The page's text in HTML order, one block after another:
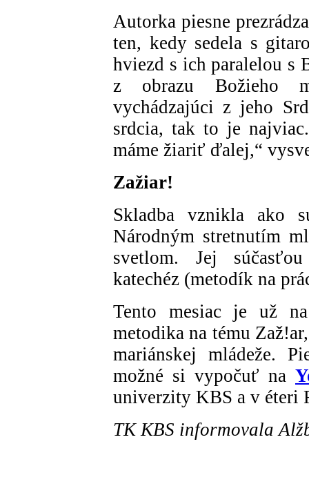
Autorka piesne
ten, kedy sedela s
hviezd s ich paralelou s
z obrazu Božieho
vychádzajúci z jeho
srdcia, tak to je
máme žiariť ďalej,“
Zažiar!
Skladba vznikla ako
Národným stretnutím
svetlom. Jej
katechéz (metodík na
Tento mesiac je už na
metodika na tému
mariánskej mládeže.
možné si vypočuť na
univerzity KBS a v éteri
TK KBS informovala